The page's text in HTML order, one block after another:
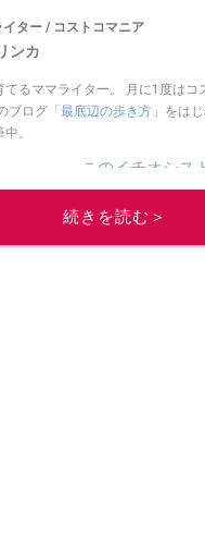
イター / コストコマニア
ンカ
るママライター。 月に1度はコ
ブログ 「最底辺の歩き方」 をは
。
このイチオシス
続きを読む＞